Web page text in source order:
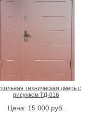
техническая дверь с
рисунком ТД-016
Цена: 15 000 руб.